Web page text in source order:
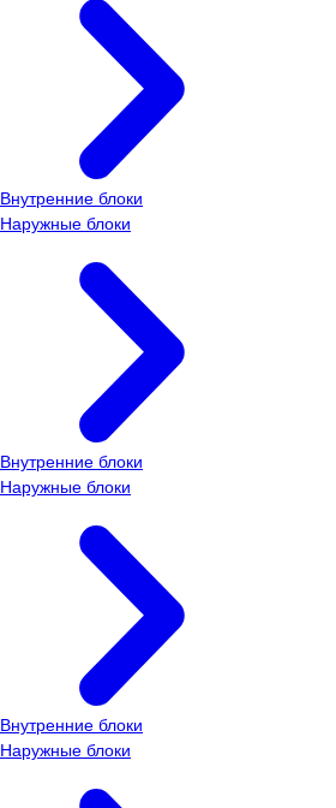
Внутренние блоки
Наружные блоки
Внутренние блоки
Наружные блоки
Внутренние блоки
Наружные блоки